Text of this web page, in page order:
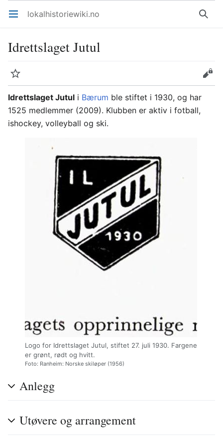
Åpne hovedmenyen lokalhistoriewiki.no Søk
Idrettslaget Jutul
Overvåk
Rediger
Idrettslaget Jutul i Bærum ble stiftet i 1930, og har
1525 medlemmer (2009). Klubben er aktiv i fotball,
ishockey, volleyball og ski.
Logo for Idrettslaget Jutul, stiftet 27. juli 1930. Fargene
er grønt, rødt og hvitt.
Foto: Ranheim: Norske skiløper (1956)
Anlegg
Utøvere og arrangement